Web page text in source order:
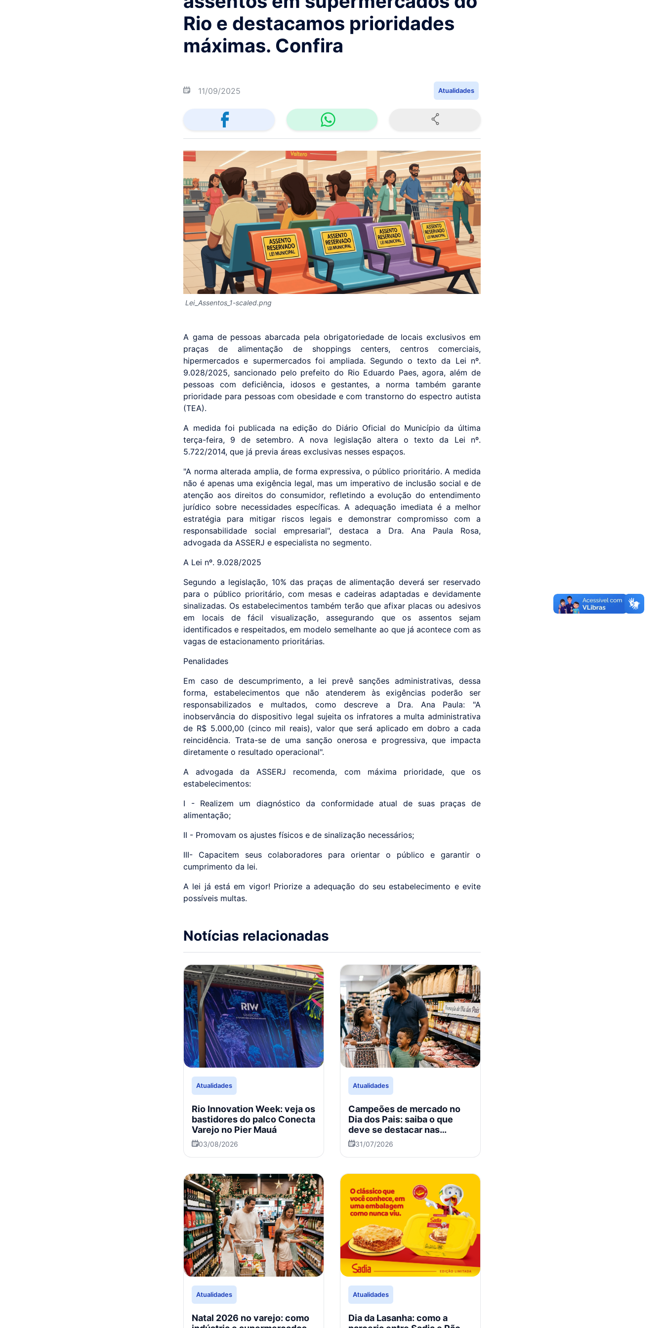
Rio e destacamos prioridades
máximas. Confira
11/09/2025 Atualidades
Lei_Assentos_1-scaled.png
A gama de pessoas abarcada pela obrigatoriedade de locais exclusivos em
praças de alimentação de shoppings centers, centros comerciais,
hipermercados e supermercados foi ampliada. Segundo o texto da Lei nº.
9.028/2025, sancionado pelo prefeito do Rio Eduardo Paes, agora, além de
pessoas com deficiência, idosos e gestantes, a norma também garante
prioridade para pessoas com obesidade e com transtorno do espectro autista
(TEA).
A medida foi publicada na edição do Diário Oficial do Município da última
terça-feira, 9 de setembro. A nova legislação altera o texto da Lei nº.
5.722/2014, que já previa áreas exclusivas nesses espaços.
"A norma alterada amplia, de forma expressiva, o público prioritário. A medida
não é apenas uma exigência legal, mas um imperativo de inclusão social e de
atenção aos direitos do consumidor, refletindo a evolução do entendimento
jurídico sobre necessidades específicas. A adequação imediata é a melhor
estratégia para mitigar riscos legais e demonstrar compromisso com a
responsabilidade social empresarial", destaca a Dra. Ana Paula Rosa,
advogada da ASSERJ e especialista no segmento.
A Lei nº. 9.028/2025
Segundo a legislação, 10% das praças de alimentação deverá ser reservado
para o público prioritário, com mesas e cadeiras adaptadas e devidamente
sinalizadas. Os estabelecimentos também terão que afixar placas ou adesivos
em locais de fácil visualização, assegurando que os assentos sejam
identificados e respeitados, em modelo semelhante ao que já acontece com as
vagas de estacionamento prioritárias.
Penalidades
Em caso de descumprimento, a lei prevê sanções administrativas, dessa
forma, estabelecimentos que não atenderem às exigências poderão ser
responsabilizados e multados, como descreve a Dra. Ana Paula: "A
inobservância do dispositivo legal sujeita os infratores a multa administrativa
de R$ 5.000,00 (cinco mil reais), valor que será aplicado em dobro a cada
reincidência. Trata-se de uma sanção onerosa e progressiva, que impacta
diretamente o resultado operacional".
A advogada da ASSERJ recomenda, com máxima prioridade, que os
estabelecimentos:
I - Realizem um diagnóstico da conformidade atual de suas praças de
alimentação;
II - Promovam os ajustes físicos e de sinalização necessários;
III- Capacitem seus colaboradores para orientar o público e garantir o
cumprimento da lei.
A lei já está em vigor! Priorize a adequação do seu estabelecimento e evite
possíveis multas.
Notícias relacionadas
Atualidades
Rio Innovation Week: veja os
bastidores do palco Conecta
Varejo no Pier Mauá
03/08/2026
Atualidades
Campeões de mercado no
Dia dos Pais: saiba o que
deve se destacar nas
vendas em 2026
31/07/2026
Atualidades
Natal 2026 no varejo: como
Atualidades
Dia da Lasanha: como a